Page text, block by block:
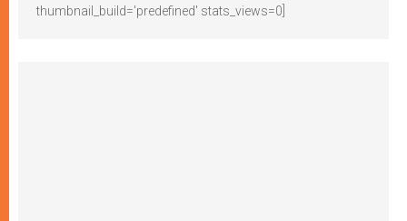
thumbnail_build='predefined' stats_views=0]